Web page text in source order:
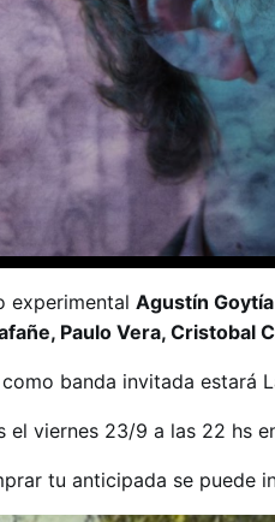
experimental Agustín Goytía
Paulo Vera, Cristobal
banda invitada estará
el viernes 23/9 a las 22 hs
tu anticipada se puede